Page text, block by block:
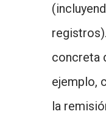
registros).
concreta
ejemplo,
la